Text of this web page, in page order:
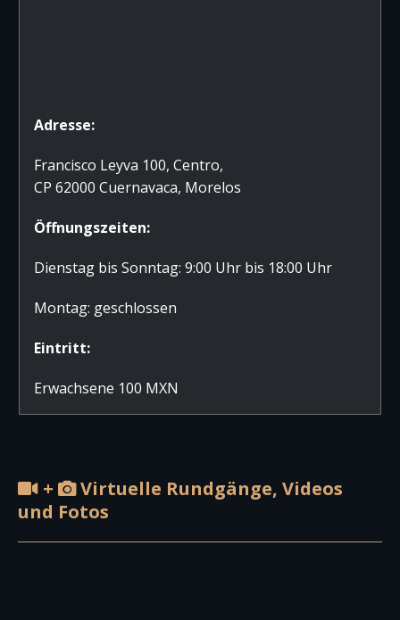
Adresse:
Francisco Leyva 100, Centro,
CP 62000 Cuernavaca, Morelos
Öffnungszeiten:
Dienstag bis Sonntag: 9:00 Uhr bis 18:00 Uhr
Montag: geschlossen
Eintritt:
Erwachsene 100 MXN
+
Virtuelle Rundgänge, Videos
und Fotos